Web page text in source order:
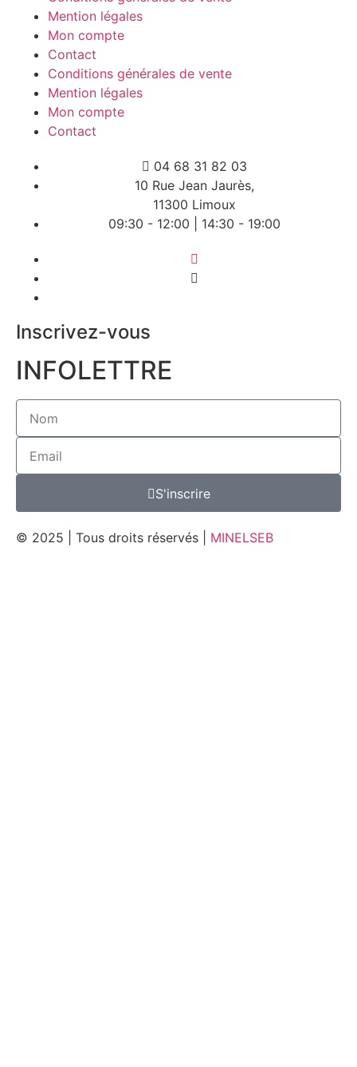
Mention légales
Mon compte
Contact
Conditions générales de vente
Mention légales
Mon compte
Contact
04 68 31 82 03
10 Rue Jean Jaurès,
11300 Limoux
09:30 - 12:00 | 14:30 - 19:00
Inscrivez-vous
INFOLETTRE
S'inscrire
© 2025 | Tous droits réservés | MINELSEB